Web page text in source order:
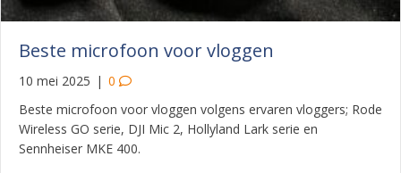
Beste microfoon voor vloggen
10 mei 2025 | 0
Beste microfoon voor vloggen volgens ervaren vloggers; Rode
Wireless GO serie, DJI Mic 2, Hollyland Lark serie en
Sennheiser MKE 400.